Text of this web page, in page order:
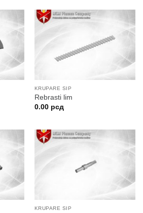
KRUPARE SIP
Rebrasti lim
0.00 рсд
KRUPARE SIP